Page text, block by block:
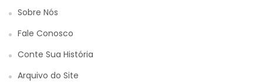
Sobre Nós
Fale Conosco
Conte Sua História
Arquivo do Site